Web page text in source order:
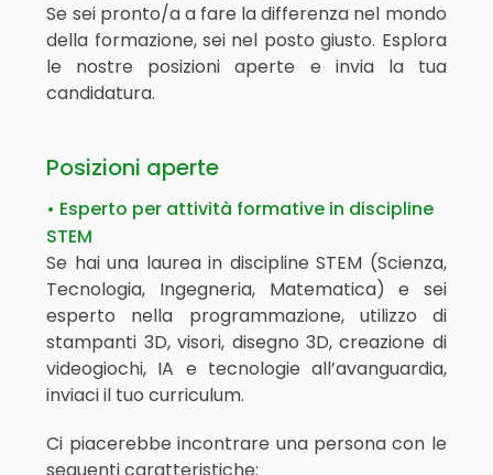
Se sei pronto/a a fare la differenza nel mondo
della formazione, sei nel posto giusto. Esplora
le nostre posizioni aperte e invia la tua
candidatura.
Posizioni aperte
• Esperto per attività formative in discipline
STEM
Se hai una laurea in discipline STEM (Scienza,
Tecnologia, Ingegneria, Matematica) e sei
esperto nella programmazione, utilizzo di
stampanti 3D, visori, disegno 3D, creazione di
videogiochi, IA e tecnologie all’avanguardia,
inviaci il tuo curriculum.
Ci piacerebbe incontrare una persona con le